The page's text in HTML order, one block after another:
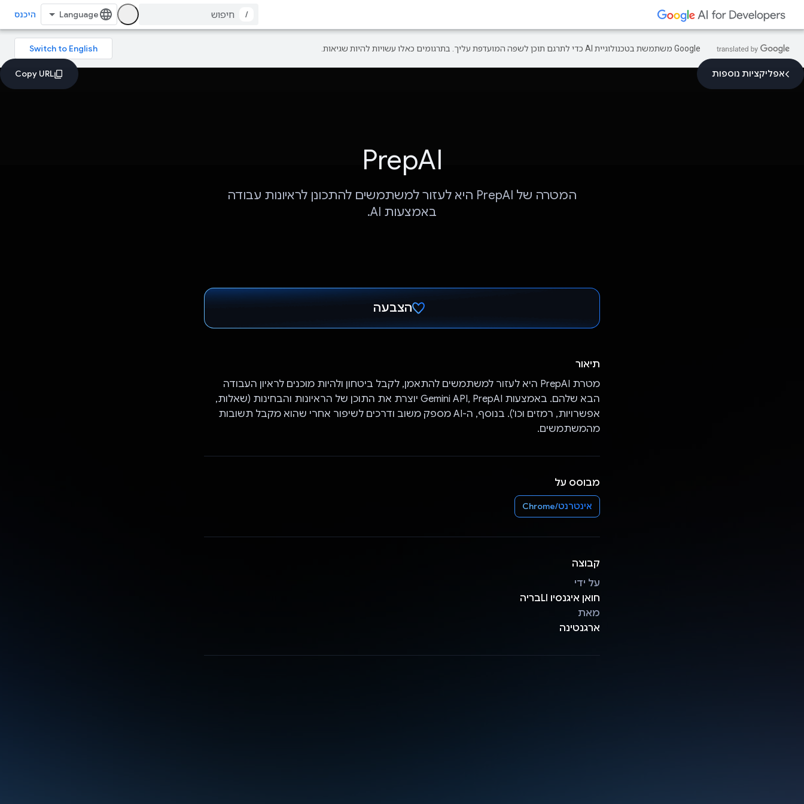
/ היכנס
‫Google משתמשת בטכנולוגיית AI כדי לתרגם תוכן לשפה המועדפת עליך. בתרגומים כאלו עשויות להיות שגיאות.
אפליקציות נוספות
PrepAI
המטרה של PrepAI היא לעזור למשתמשים להתכונן לראיונות עבודה
באמצעות AI.
הצבעה
תיאור
מטרת PrepAI היא לעזור למשתמשים להתאמן, לקבל ביטחון ולהיות מוכנים לראיון העבודה
הבא שלהם. באמצעות Gemini API, PrepAI יוצרת את התוכן של הראיונות והבחינות (שאלות,
אפשרויות, רמזים וכו'). בנוסף, ה-AI מספק משוב ודרכים לשיפור אחרי שהוא מקבל תשובות
מהמשתמשים.
מבוסס על
אינטרנט/Chrome
קבוצה
על ידי
חואן איגנסיו Llבריה
מאת
ארגנטינה